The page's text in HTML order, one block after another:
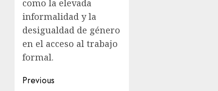
como la elevada
informalidad y la
desigualdad de género
en el acceso al trabajo
formal.
Previous